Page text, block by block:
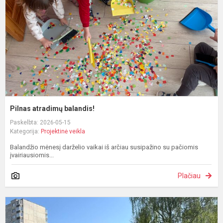
Pilnas atradimų balandis!
Paskelbta: 2026-05-15
Kategorija: Projektinė veikla
Balandžio mėnesį darželio vaikai iš arčiau susipažino su pačiomis
įvairiausiomis...
Plačiau